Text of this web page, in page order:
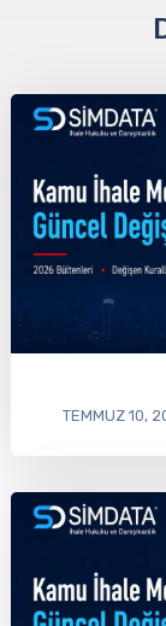
TEMMUZ 10,